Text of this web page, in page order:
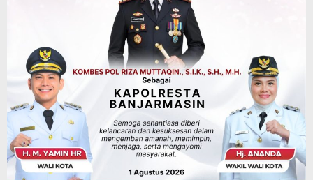
Pemerintahan Sosial & Keagamaan
Banjarmasin Pilot Project Perlinsos
Digital, Target 30 Persen IKD Masih
Jauh, Komisi II DPR Turun Tangan
Agustus 7, 2026